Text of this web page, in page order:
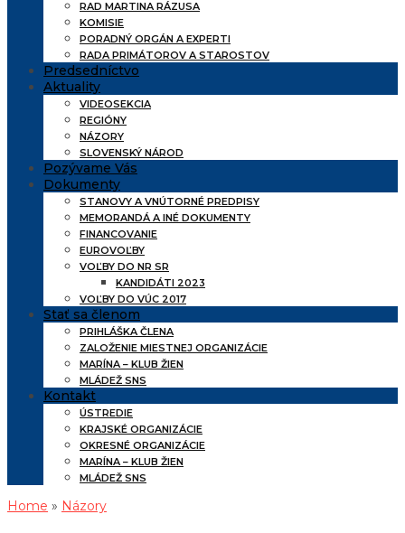
RAD MARTINA RÁZUSA
KOMISIE
PORADNÝ ORGÁN A EXPERTI
RADA PRIMÁTOROV A STAROSTOV
Predsedníctvo
Aktuality
VIDEOSEKCIA
REGIÓNY
NÁZORY
SLOVENSKÝ NÁROD
Pozývame Vás
Dokumenty
STANOVY A VNÚTORNÉ PREDPISY
MEMORANDÁ A INÉ DOKUMENTY
FINANCOVANIE
EUROVOĽBY
VOĽBY DO NR SR
KANDIDÁTI 2023
VOĽBY DO VÚC 2017
Stať sa členom
PRIHLÁŠKA ČLENA
ZALOŽENIE MIESTNEJ ORGANIZÁCIE
MARÍNA – KLUB ŽIEN
MLÁDEŽ SNS
Kontakt
ÚSTREDIE
KRAJSKÉ ORGANIZÁCIE
OKRESNÉ ORGANIZÁCIE
MARÍNA – KLUB ŽIEN
MLÁDEŽ SNS
Home » Názory